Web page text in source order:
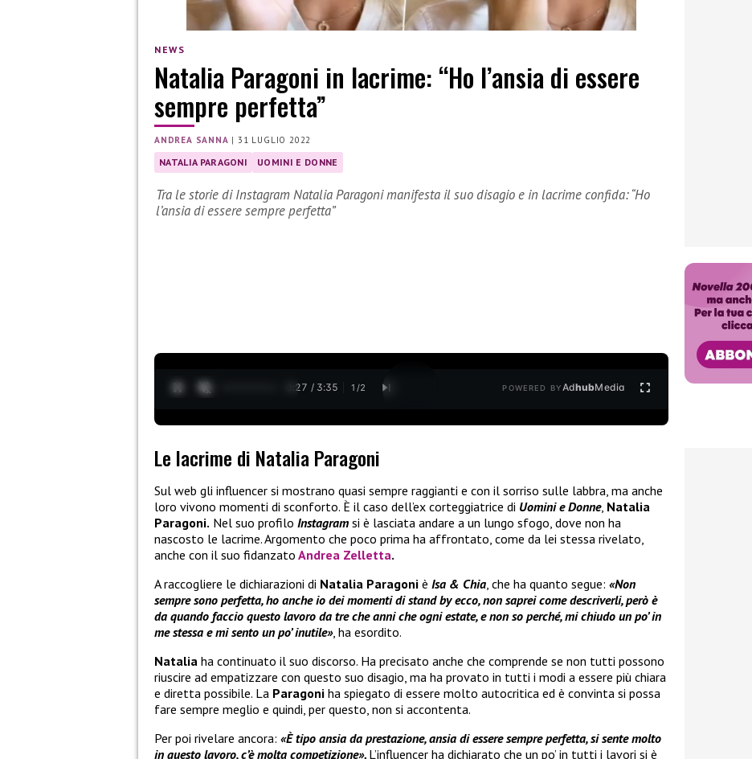
NEWS
Natalia Paragoni in lacrime: “Ho l’ansia di essere
sempre perfetta”
ANDREA SANNA |31 LUGLIO 2022
NATALIA PARAGONI UOMINI E DONNE
Tra le storie di Instagram Natalia Paragoni manifesta il suo disagio e in lacrime confida: “Ho
l’ansia di essere sempre perfetta”
0:28 / 3:35 1 /2 POWERED BYAdhubMedia
Le lacrime di Natalia Paragoni
Sul web gli influencer si mostrano quasi sempre raggianti e con il sorriso sulle labbra, ma anche
loro vivono momenti di sconforto. È il caso dell’ex corteggiatrice di Uomini e Donne, Natalia
Paragoni. Nel suo profilo Instagram si è lasciata andare a un lungo sfogo, dove non ha
nascosto le lacrime. Argomento che poco prima ha affrontato, come da lei stessa rivelato,
anche con il suo fidanzato Andrea Zelletta.
A raccogliere le dichiarazioni di Natalia Paragoni è Isa & Chia, che ha quanto segue: «Non
sempre sono perfetta, ho anche io dei momenti di stand by ecco, non saprei come descriverli, però è
da quando faccio questo lavoro da tre che anni che ogni estate, e non so perché, mi chiudo un po’ in
me stessa e mi sento un po’ inutile», ha esordito.
Natalia ha continuato il suo discorso. Ha precisato anche che comprende se non tutti possono
riuscire ad empatizzare con questo suo disagio, ma ha provato in tutti i modi a essere più chiara
e diretta possibile. La Paragoni ha spiegato di essere molto autocritica ed è convinta si possa
fare sempre meglio e quindi, per questo, non si accontenta.
Per poi rivelare ancora: «È tipo ansia da prestazione, ansia di essere sempre perfetta, si sente molto
in questo lavoro, c’è molta competizione». L’influencer ha dichiarato che un po’ in tutti i lavori si è